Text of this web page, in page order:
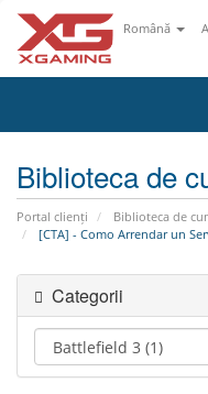
Română
Biblioteca de
Portal clienți Biblioteca de
[CTA] - Como Arrendar un
Categorii